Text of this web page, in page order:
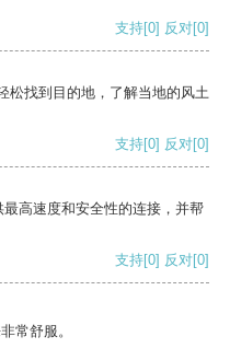
支持[0] 反对[0]
松找到目的地，了解当地的风土
支持[0] 反对[0]
高速度和安全性的连接，并帮
支持[0] 反对[0]
常舒服。